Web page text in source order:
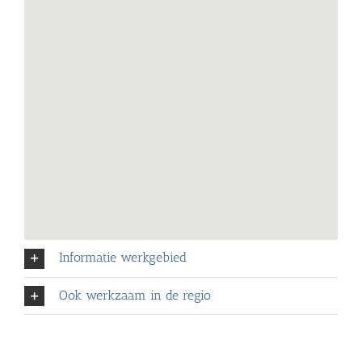
Informatie werkgebied
Ook werkzaam in de regio